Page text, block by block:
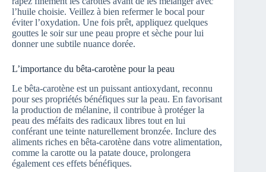
l’huile choisie. Veillez à bien refermer le bocal pour
éviter l’oxydation. Une fois prêt, appliquez quelques
gouttes le soir sur une peau propre et sèche pour lui
donner une subtile nuance dorée.
L’importance du bêta-carotène pour la peau
Le bêta-carotène est un puissant antioxydant, reconnu
pour ses propriétés bénéfiques sur la peau. En favorisant
la production de mélanine, il contribue à protéger la
peau des méfaits des radicaux libres tout en lui
conférant une teinte naturellement bronzée. Inclure des
aliments riches en bêta-carotène dans votre alimentation,
comme la carotte ou la patate douce, prolongera
également ces effets bénéfiques.